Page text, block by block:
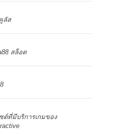
ลัส
สล็อต
ต์ที่มีบริการเกมของ